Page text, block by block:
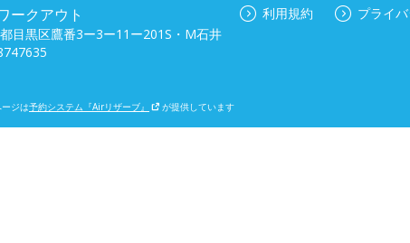
ークアウト
目黒区鷹番3ー3ー11ー201S・M石井
利用規約 プライ
ジは予約システム『Airリザーブ』 が提供しています